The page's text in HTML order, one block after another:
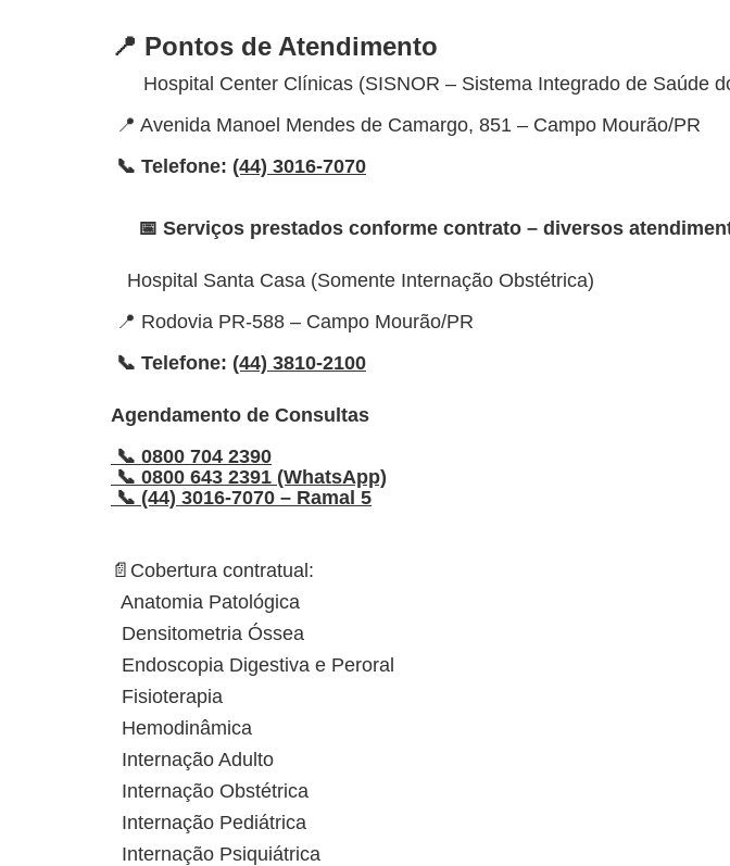
📍 Pontos de Atendimento
Hospital Center Clínicas (SISNOR – Sistema Integrado de Saúde
📍 Avenida Manoel Mendes de Camargo, 851 – Campo Mourão/PR
📞 Telefone: (44) 3016-7070
📅 Serviços prestados conforme contrato – diversos
Hospital Santa Casa (Somente Internação Obstétrica)
📍 Rodovia PR-588 – Campo Mourão/PR
📞 Telefone: (44) 3810-2100
Agendamento de Consultas
📞 0800 704 2390
📞 0800 643 2391 (WhatsApp)
📞 (44) 3016-7070 – Ramal 5
📄Cobertura contratual:
Anatomia Patológica
Densitometria Óssea
Endoscopia Digestiva e Peroral
Fisioterapia
Hemodinâmica
Internação Adulto
Internação Obstétrica
Internação Pediátrica
Internação Psiquiátrica